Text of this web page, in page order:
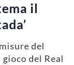
il
del
del Real